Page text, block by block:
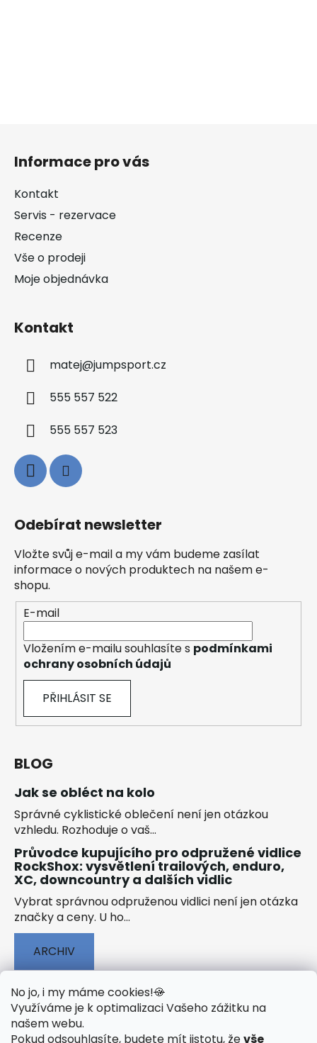
No jo, i my máme cookies!🍪
Využíváme je k optimalizaci Vašeho zážitku na
našem webu.
Pokud odsouhlasíte, budete mít jistotu, ževše
Informace pro vás
Kontakt
Servis - rezervace
Recenze
Vše o prodeji
Moje objednávka
Kontakt
matej@jumpsport.cz
555 557 522
555 557 523
Odebírat newsletter
Vložte svůj e-mail a my vám budeme zasílat
informace o nových produktech na našem e-
shopu.
E-mail
Vložením e-mailu souhlasíte s podmínkami
ochrany osobních údajů
PŘIHLÁSIT SE
BLOG
Jak se obléct na kolo
Správné cyklistické oblečení není jen otázkou
vzhledu. Rozhoduje o vaš...
Průvodce kupujícího pro odpružené vidlice
RockShox: vysvětlení trailových, enduro,
XC, downcountry a dalších vidlic
Vybrat správnou odpruženou vidlici není jen otázka
značky a ceny. U ho...
ARCHIV
🟢 TECHNOLOGIE
🟢 O ELEKTROKOLECH